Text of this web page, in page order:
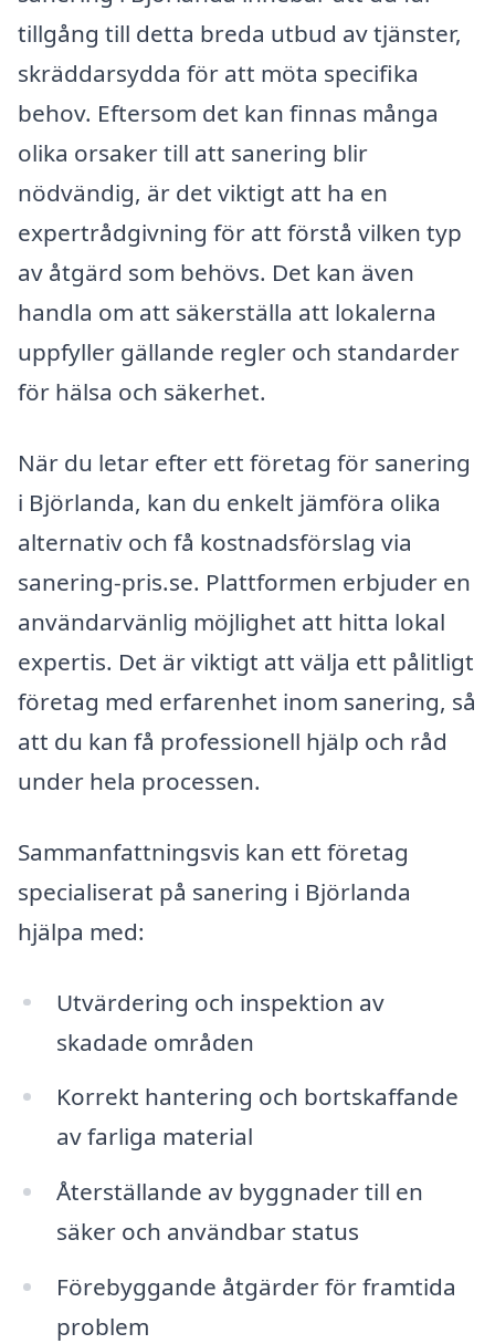
tillgång till detta breda utbud av tjänster,
skräddarsydda för att möta specifika
behov. Eftersom det kan finnas många
olika orsaker till att sanering blir
nödvändig, är det viktigt att ha en
expertrådgivning för att förstå vilken typ
av åtgärd som behövs. Det kan även
handla om att säkerställa att lokalerna
uppfyller gällande regler och standarder
för hälsa och säkerhet.
När du letar efter ett företag för sanering
i Björlanda, kan du enkelt jämföra olika
alternativ och få kostnadsförslag via
sanering-pris.se. Plattformen erbjuder en
användarvänlig möjlighet att hitta lokal
expertis. Det är viktigt att välja ett pålitligt
företag med erfarenhet inom sanering, så
att du kan få professionell hjälp och råd
under hela processen.
Sammanfattningsvis kan ett företag
specialiserat på sanering i Björlanda
hjälpa med:
Utvärdering och inspektion av
skadade områden
Korrekt hantering och bortskaffande
av farliga material
Återställande av byggnader till en
säker och användbar status
Förebyggande åtgärder för framtida
problem